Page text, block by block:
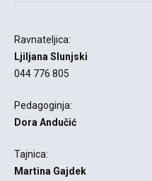
Ravnateljica:
Ljiljana Slunjski
044 776 805
Pedagoginja:
Dora Andučić
Tajnica:
Martina Gajdek